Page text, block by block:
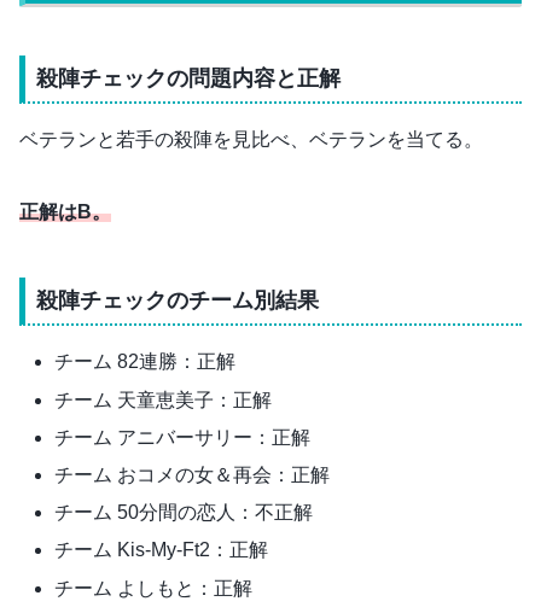
殺陣チェックの問題内容と正解
ベテランと若手の殺陣を見比べ、ベテランを当てる。
正解はB。
殺陣チェックのチーム別結果
チーム 82連勝：正解
チーム 天童恵美子：正解
チーム アニバーサリー：正解
チーム おコメの女＆再会：正解
チーム 50分間の恋人：不正解
チーム Kis-My-Ft2：正解
チーム よしもと：正解